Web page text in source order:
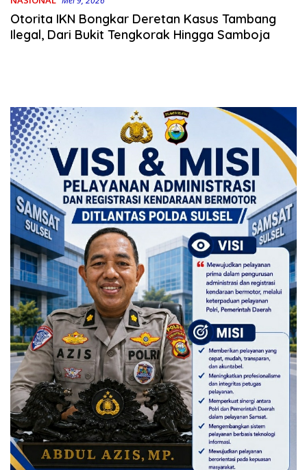
Otorita IKN Bongkar Deretan Kasus Tambang
Ilegal, Dari Bukit Tengkorak Hingga Samboja